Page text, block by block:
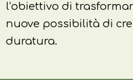
l’obiettivo di
nuove possibilità di
duratura.